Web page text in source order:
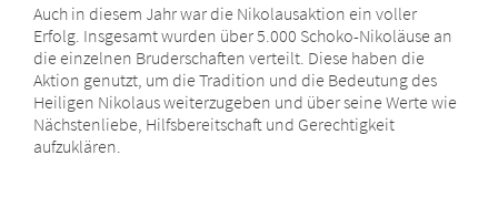
Auch in diesem Jahr war die Nikolausaktion ein voller
Erfolg. Insgesamt wurden über 5.000 Schoko-Nikoläuse an
die einzelnen Bruderschaften verteilt. Diese haben die
Aktion genutzt, um die Tradition und die Bedeutung des
Heiligen Nikolaus weiterzugeben und über seine Werte wie
Nächstenliebe, Hilfsbereitschaft und Gerechtigkeit
aufzuklären.